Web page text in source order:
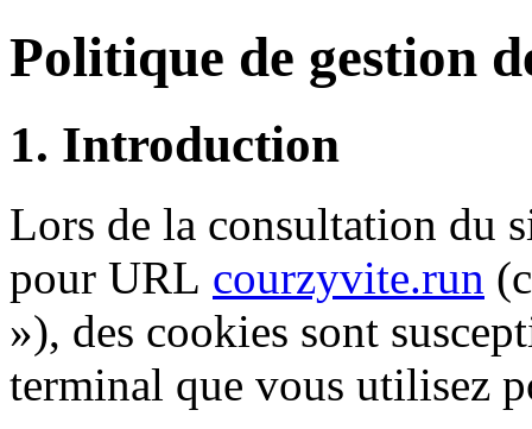
Politique de gestion
1. Introduction
Lors de la consultation du
pour URL courzyvite.run
»), des cookies sont
terminal que vous utilisez